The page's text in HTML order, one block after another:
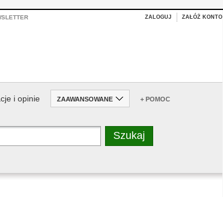
ZALOGUJ ZAŁÓŻ KONTO
i opinie ZAAWANSOWANE + POMOC